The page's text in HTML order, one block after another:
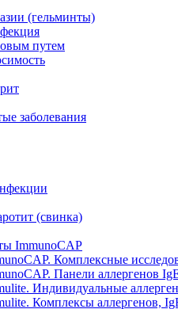
(гельминты)
путем
заболевания
(свинка)
ImmunoCAP
Комплексные
Панели
Индивидуальные
Комплексы аллергенов,